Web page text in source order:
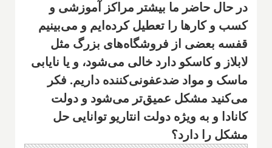
‌در حال حاضر ما بیشتر مراکز آموزشی و
کسب و کارها را تعطیل کرده‌ایم و می‌بینیم
قفسه بعضی از فروشگاه‌های بزرگ مثل
لابلاز و کاسکو د‌ارد خالی می‌شود، و یا نایابی
ماسک و مواد ضدعفونی‌کننده داریم. فکر
می‌کنید مشکل عمیق‌تر می‌شود و دولت
کانادا و به ویژه دولت انتاریو توانایی حل
مشکل را دارد؟